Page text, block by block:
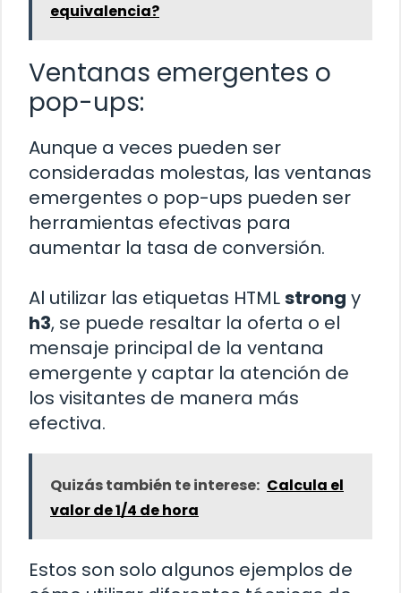
equivalencia?
Ventanas emergentes o
pop-ups:
Aunque a veces pueden ser
consideradas molestas, las ventanas
emergentes o pop-ups pueden ser
herramientas efectivas para
aumentar la tasa de conversión.
Al utilizar las etiquetas HTMLstrong y
h3, se puede resaltar la oferta o el
mensaje principal de la ventana
emergente y captar la atención de
los visitantes de manera más
efectiva.
Quizás también te interese: Calcula el
valor de 1/4 de hora
Estos son solo algunos ejemplos de